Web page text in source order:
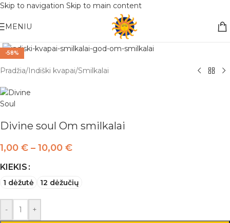
Skip to navigation Skip to main content
Nemokamas pristatymas į paštomatą apsiperkant už 30€!!
MENIU
-58%
Pradžia/ Indiški kvapai/Smilkalai
Divine soul Om smilkalai
1,00 € – 10,00 €
KIEKIS
1 dėžutė 12 dėžučių
- +